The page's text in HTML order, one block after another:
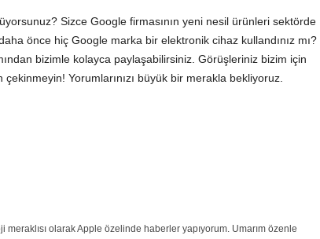
Sizce Google firmasının yeni nesil ürünleri sektörde
önce hiç Google marka bir elektronik cihaz kullandınız mı?
bizimle kolayca paylaşabilirsiniz. Görüşleriniz bizim için
Yorumlarınızı büyük bir merakla bekliyoruz.
meraklısı olarak Apple özelinde haberler yapıyorum. Umarım özenle